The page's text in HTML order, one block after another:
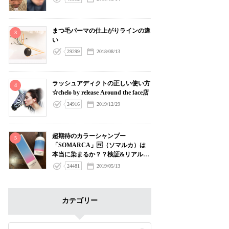
3
まつ毛パーマの仕上がりラインの違
い
29299 2018/08/13
4
ラッシュアディクトの正しい使い方
☆chelo by release Around the face店
24916 2019/12/29
5
超期待のカラーシャンプー
「SOMARCA」（ソマルカ）は
本当に染まるか？？検証&リアルゲ
ストデータプレビューレポート
24481 2019/05/13
カテゴリー